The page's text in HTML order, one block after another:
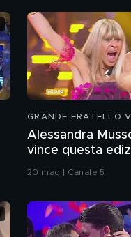
GRANDE FRATELLO
Alessandra
vince questa
Grande Fratello
20 mag | Canale 5